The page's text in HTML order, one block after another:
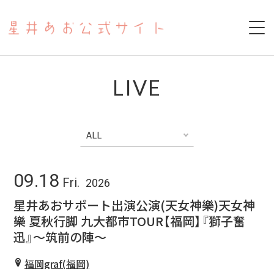
YOUTUBE
LIVE
09.18 Fri. 2026
星井あおサポート出演公演(天女神樂)天女神
樂 夏秋行脚 九大都市TOUR【福岡】『獅子奮
迅』〜筑前の陣〜
福岡graf(福岡)